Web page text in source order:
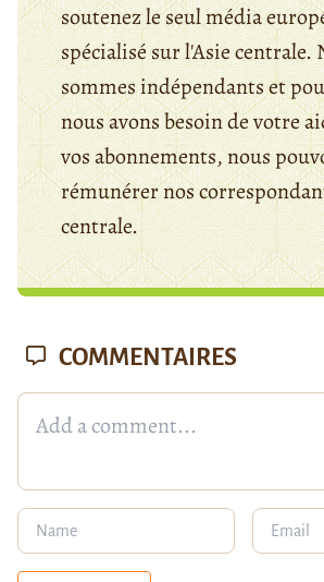
soutenez le seul média
spécialisé sur l'Asie centrale.
sommes indépendants et
nous avons besoin de votre
vos abonnements, nous
rémunérer nos
centrale.
COMMENTAIRES